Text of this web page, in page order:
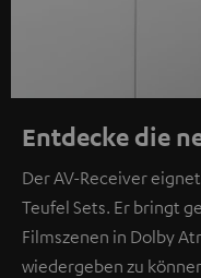
Entdecke die
Der AV-Receiver
Teufel Sets. Er bringt
Filmszenen in Dolby
wiedergeben zu